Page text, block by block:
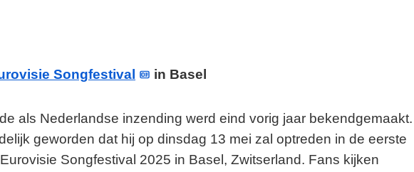
Songfestival in Basel
als Nederlandse inzending werd eind vorig jaar bekendgemaakt.
geworden dat hij op dinsdag 13 mei zal optreden in de eerste
Songfestival 2025 in Basel, Zwitserland. Fans kijken